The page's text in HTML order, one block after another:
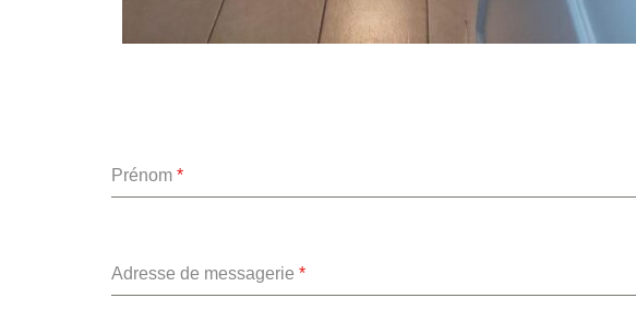
Prénom *
Adresse de messagerie *